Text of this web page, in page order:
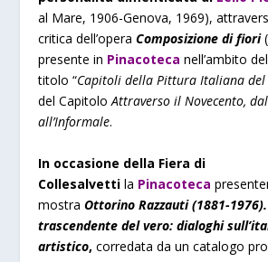
al Mare, 1906-Genova, 1969),
critica dell’operaComposizione di fiori
presente in Pinacoteca nell’ambito
titolo “Capitoli della Pittura Italiana del
del CapitoloAttraverso il Novecento,
all’Informale.
In occasione della Fiera di
Collesalvetti la Pinacoteca
mostraOttorino Razzauti (1881-1976).
trascendente del vero: dialoghi
artistico, corredata da un catalogo